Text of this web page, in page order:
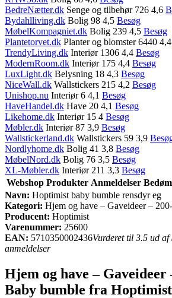
BedreNætter.dk Senge og tilbehør 726 4,6
Bydahlliving.dk Bolig 98 4,5 Besøg
MøbelKompagniet.dk Bolig 239 4,5 Besøg
Plantetorvet.dk Planter og blomster 6440
TrendyLiving.dk Interiør 1306 4,4 Besøg
ModernRoom.dk Interiør 175 4,4 Besøg
LuxLight.dk Belysning 18 4,3 Besøg
NiceWall.dk Wallstickers 215 4,2 Besøg
Unishop.nu Interiør 6 4,1 Besøg
HaveHandel.dk Have 20 4,1 Besøg
Likehome.dk Interiør 15 4 Besøg
Møbler.dk Interiør 87 3,9 Besøg
Wallstickerland.dk Wallstickers 59 3,9
Nordlyhome.dk Bolig 41 3,8 Besøg
MøbelNord.dk Bolig 76 3,5 Besøg
XL-Møbler.dk Interiør 211 3,3 Besøg
Webshop Produkter Anmeldelser
Navn: Hoptimist baby bumble rensdyr eg
Kategori: Hjem og have – Gaveideer –
Producent: Hoptimist
Varenummer: 25600
EAN: 5710350002436Vurderet til 3.5 ud
anmeldelser
Hjem og have – Gaveideer
Baby bumble fra Hoptimist